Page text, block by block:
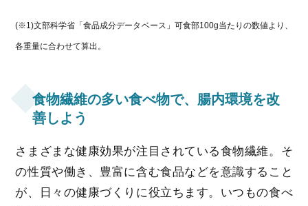
(※1)文部科学省「食品成分データベース」可食部100g当たりの数値より、
各重量に合わせて算出。
食物繊維の多い食べ物で、腸内環境を改
善しよう
さまざまな健康効果が注目されている食物繊維。そ
の性質や働き、豊富に含む食品などを意識すること
が、日々の健康づくりに役立ちます。いつもの食べ